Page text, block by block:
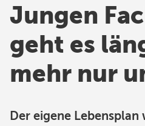
Jungen
geht es
mehr nur
Der eigene